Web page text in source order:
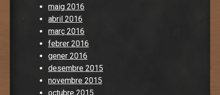
maig 2016
abril 2016
març 2016
febrer 2016
gener 2016
desembre 2015
novembre 2015
octubre 2015